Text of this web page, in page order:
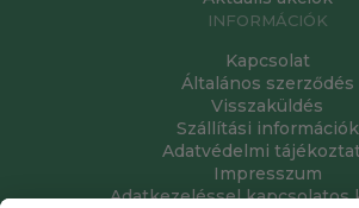
INFORMÁCIÓK
Kapcsolat
Általános szerződés
Visszaküldés
Szállítási információk
Adatvédelmi
Impresszum
Adatkezeléssel kapcsolatos